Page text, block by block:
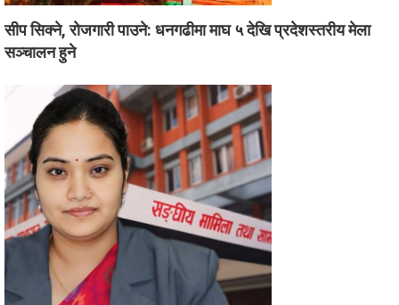
सीप सिक्ने, रोजगारी पाउने: धनगढीमा माघ ५ देखि प्रदेशस्तरीय मेला
सञ्चालन हुने